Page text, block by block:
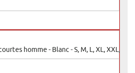
homme - Blanc - S, M, L, XL, XXL,